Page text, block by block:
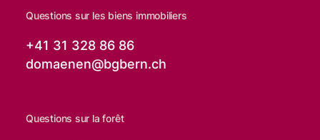
Questions sur les biens immobiliers
+41 31 328 86 86
domaenen@bgbern.ch
Questions sur la forêt